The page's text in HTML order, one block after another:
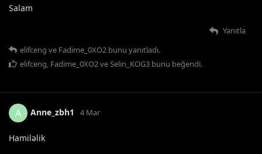
Salam
Yanıtla
elifceng ve Fadime_0XO2 bunu yanıtladı.
elifceng, Fadime_0XO2veSelin_KOG3 bunu beğendi.
A Anne_zbh1 4 Mar
Hamiləlik